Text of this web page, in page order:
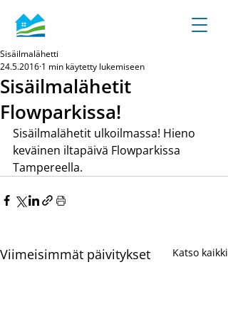
Sisäilmalähetit
Flowparkissa!
Sisäilmalähetti
24.5.2016 1 min käytetty lukemiseen
Sisäilmalähetit ulkoilmassa! Hieno
keväinen iltapäivä Flowparkissa
Tampereella.
Viimeisimmät päivitykset Katso kaikki